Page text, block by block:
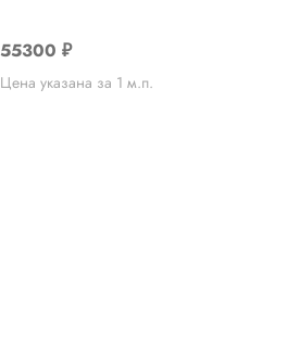
55300 ₽
Цена указана за 1 м.п.